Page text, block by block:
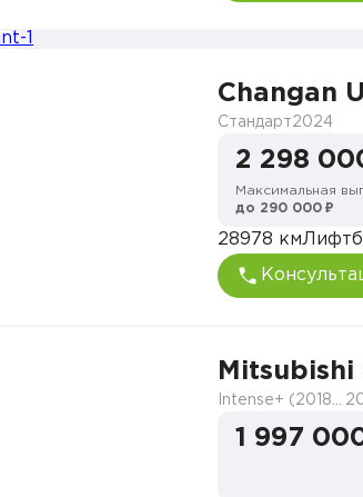
Changan
Стандарт2024
2 298
Максимальная
до 290 000 ₽
28978 км
Mitsubishi
1 997